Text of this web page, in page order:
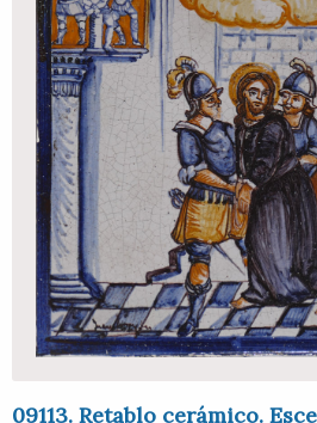
09113. Retablo cerámico.